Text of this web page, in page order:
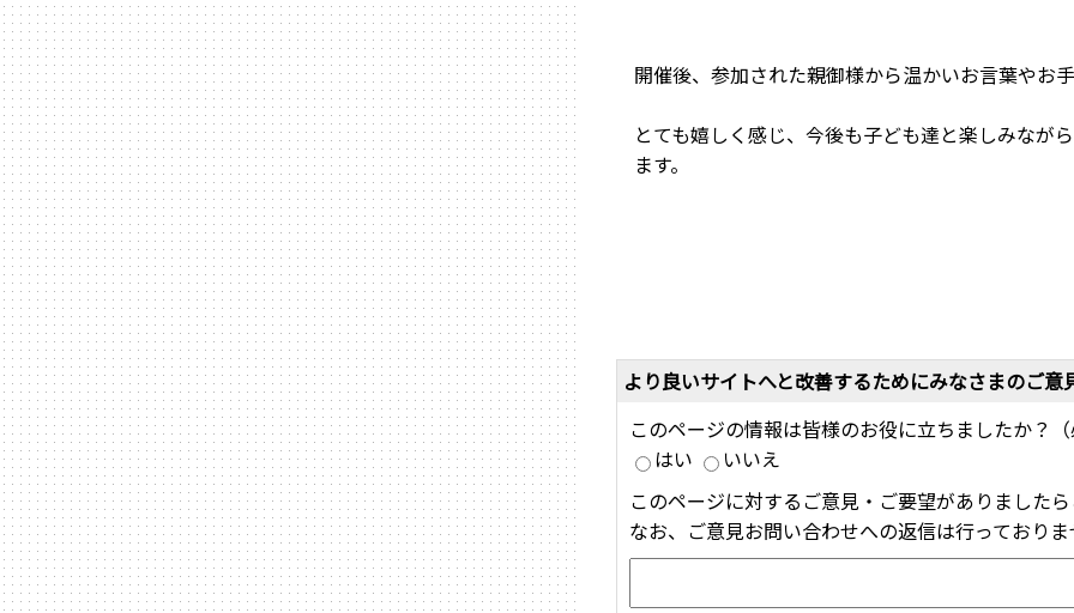
開催後、参加された親御様から温かいお言葉やお
とても嬉しく感じ、今後も子ども達と楽しみなが
ます。
より良いサイトへと改善するためにみなさまのご意
このページの情報は皆様のお役に立ちましたか？
はい
いいえ
このページに対するご意見・ご要望がありました
なお、ご意見お問い合わせへの返信は行っており